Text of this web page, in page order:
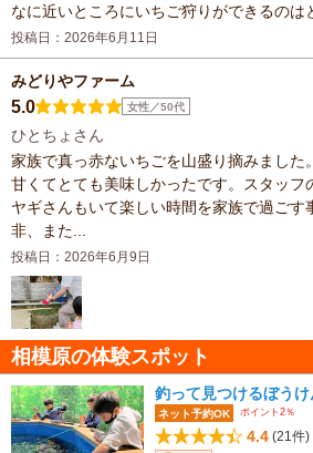
なに近いところにいちご狩りができるのは
投稿日：2026年6月11日
みどりやファーム
5.0 女性／50代
ひとちょさん
家族で真っ赤ないちごを山盛り摘みました
甘くてとても美味しかったです。スタッフ
ヤギさんもいて楽しい時間を家族で過ごす
非、また...
投稿日：2026年6月9日
相模原の体験スポット
釣って見つけるぼう
ネット予約OK ポイント2％
4.4 (21件)